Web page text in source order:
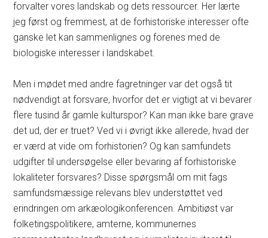
forvalter vores landskab og dets ressourcer. Her lærte
jeg først og fremmest, at de forhistoriske interesser ofte
ganske let kan sammenlignes og forenes med de
biologiske interesser i landskabet.
Men i mødet med andre fagretninger var det også tit
nødvendigt at forsvare, hvorfor det er vigtigt at vi bevarer
flere tusind år gamle kulturspor? Kan man ikke bare grave
det ud, der er truet? Ved vi i øvrigt ikke allerede, hvad der
er værd at vide om forhistorien? Og kan samfundets
udgifter til undersøgelse eller bevaring af forhistoriske
lokaliteter forsvares? Disse spørgsmål om mit fags
samfundsmæssige relevans blev understøttet ved
erindringen om arkæologikonferencen. Ambitiøst var
folketingspolitikere, amterne, kommunernes